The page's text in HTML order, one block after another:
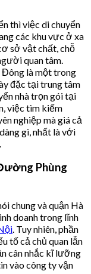
thì việc di chuyển
các khu vực ở xa
sở vật chất, chỗ
quan tâm.
là một trong
đặc tại trung tâm
nhà trọn gói tại
việc tìm kiếm
nghiệp mà giá cả
gì, nhất là với
Phùng
chung và quận Hà
doanh trong lĩnh
. Tuy nhiên, phần
tố cả chủ quan lẫn
cân nhắc kĩ lưỡng
vào công ty vận